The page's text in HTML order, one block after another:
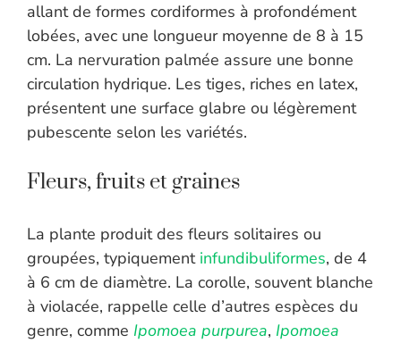
allant de formes cordiformes à profondément
lobées, avec une longueur moyenne de 8 à 15
cm. La nervuration palmée assure une bonne
circulation hydrique. Les tiges, riches en latex,
présentent une surface glabre ou légèrement
pubescente selon les variétés.
Fleurs, fruits et graines
La plante produit des fleurs solitaires ou
groupées, typiquement infundibuliformes, de 4
à 6 cm de diamètre. La corolle, souvent blanche
à violacée, rappelle celle d’autres espèces du
genre, comme Ipomoea purpurea, Ipomoea